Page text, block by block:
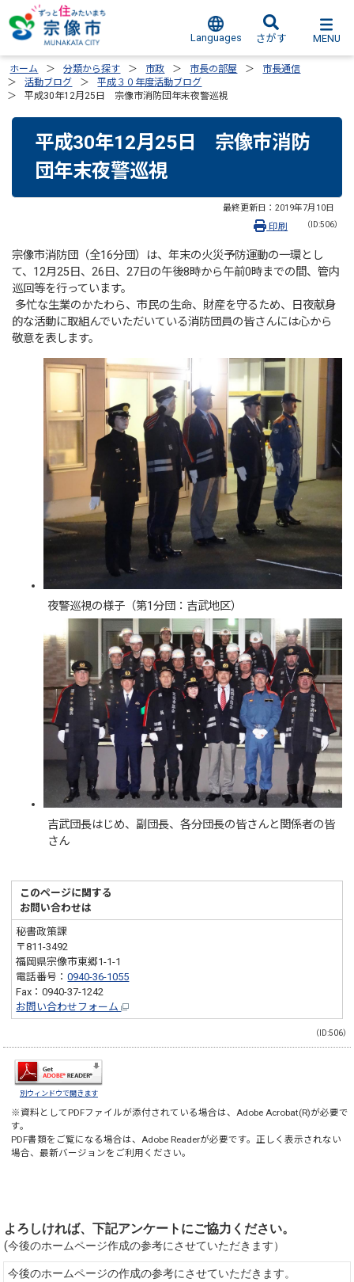
Languages さがす MENU
ホーム 分類から探す 市政 市長の部屋
市長通信
活動ブログ
平成３０年度活動ブログ
平成30年12月25日 宗像市消防団年末夜警巡視
平成30年12月25日 宗像市消防
団年末夜警巡視
最終更新日： 2019年7月10日
（ID:506）
印刷
宗像市消防団（全16分団）は、年末の火災予防運動の一環とし
て、12月25日、26日、27日の午後8時から午前0時までの間、管内
巡回等を行っています。
多忙な生業のかたわら、市民の生命、財産を守るため、日夜献身
的な活動に取組んでいただいている消防団員の皆さんには心から
敬意を表します。
夜警巡視の様子（第1分団：吉武地区）
吉武団長はじめ、副団長、各分団長の皆さんと関係者の皆
さん
このページに関する
お問い合わせは
秘書政策課
〒811-3492
福岡県宗像市東郷1-1-1
電話番号：0940-36-1055
Fax：0940-37-1242
お問い合わせフォーム
（ID:506）
別ウィンドウで開きます
※資料としてPDFファイルが添付されている場合は、Adobe Acrobat(R)が必要で
す。
PDF書類をご覧になる場合は、Adobe Readerが必要です。正しく表示されない
場合、最新バージョンをご利用ください。